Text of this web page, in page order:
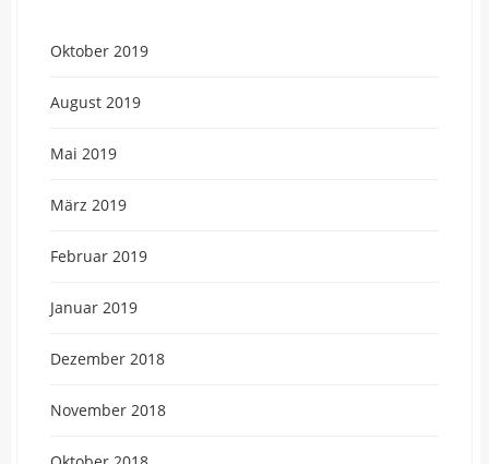
Oktober 2019
August 2019
Mai 2019
März 2019
Februar 2019
Januar 2019
Dezember 2018
November 2018